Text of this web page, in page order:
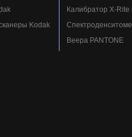
Kodak
Калибратор X-
Веера PANTONE